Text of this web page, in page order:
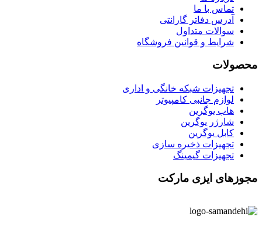
تماس با ما
آدرس دفاتر گارانتی
سوالات متداول
شرایط و قوانین فروشگاه
محصولات
تجهیزات شبکه خانگی و اداری
لوازم جانبی کامپیوتر
هاب یوگرین
شارژر یوگرین
کابل یوگرین
تجهیزات ذخیره سازی
تجهیزات گیمینگ
مجوزهای ایزی مارکت